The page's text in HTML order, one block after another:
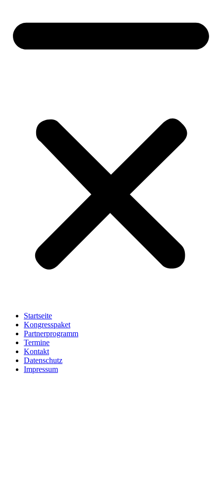
Startseite
Kongresspaket
Partnerprogramm
Termine
Kontakt
Datenschutz
Impressum